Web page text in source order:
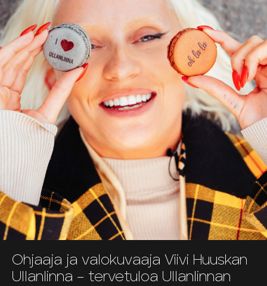
Ohjaaja ja valokuvaaja Viivi Huuskan
Ullanlinna – tervetuloa Ullanlinnan